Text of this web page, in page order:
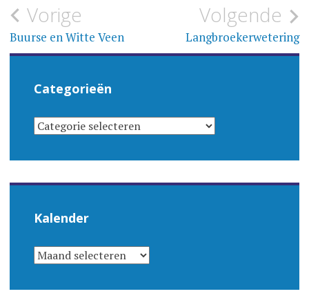
Bericht
navigatie
Vorige
Buurse en Witte Veen
Volgende
Langbroekerwetering
Categorieën
CATEGORIEËN
Kalender
KALENDER